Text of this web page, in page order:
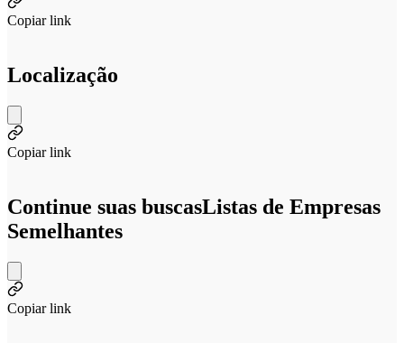
Copiar link
Localização
Copiar link
Continue suas buscasListas de Empresas
Semelhantes
Copiar link